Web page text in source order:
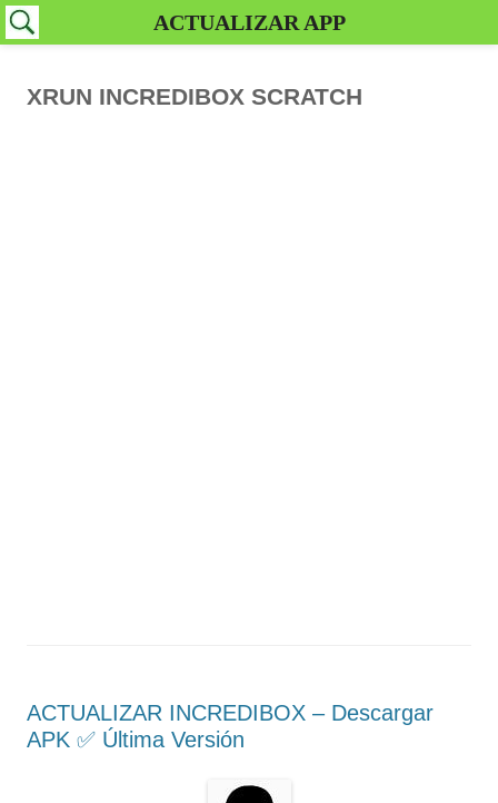
XRUN INCREDIBOX SCRATCH
ACTUALIZAR INCREDIBOX – Descargar
APK ✅️ Última Versión
ACTUALIZAR APP